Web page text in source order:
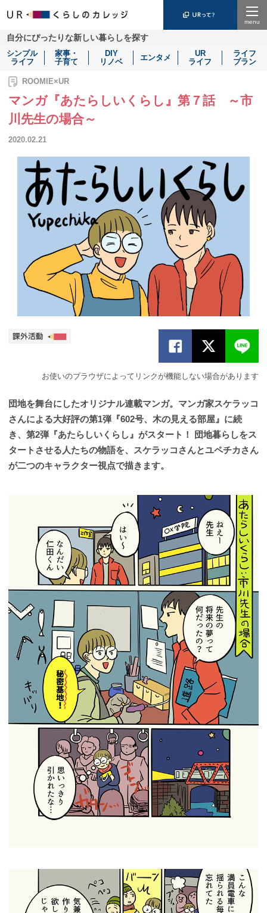
自分にぴったりな新しい暮らしを探す
シンプル
ライフ
家事・
子育て
DIY
リノベ
エンタメ
UR
ライフ
ライフ
プラン
ROOMIE×UR
マンガ『あたらしいくらし』第７話 ～市
川先生の場合～
2020.02.21
お使いのブラウザによってリンクが機能しない場合があります
団地を舞台にしたオリジナル連載マンガ。マンガ家スケラッコ
さんによる大好評の第1弾『602号、木の見える部屋』に続
き、第2弾『あたらしいくらし』がスタート！ 団地暮らしをス
タートさせる人たちの物語を、スケラッコさんとユペチカさん
が二つのキャラクター視点で描きます。